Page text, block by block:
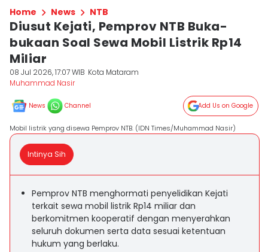
Home News NTB
Diusut Kejati, Pemprov NTB Buka-
bukaan Soal Sewa Mobil Listrik Rp14
Miliar
08 Jul 2026, 17:07 WIB Kota Mataram
Muhammad Nasir
News Channel Add Us on Google
Mobil listrik yang disewa Pemprov NTB. (IDN Times/Muhammad Nasir)
Intinya Sih
Pemprov NTB menghormati penyelidikan Kejati
terkait sewa mobil listrik Rp14 miliar dan
berkomitmen kooperatif dengan menyerahkan
seluruh dokumen serta data sesuai ketentuan
hukum yang berlaku.